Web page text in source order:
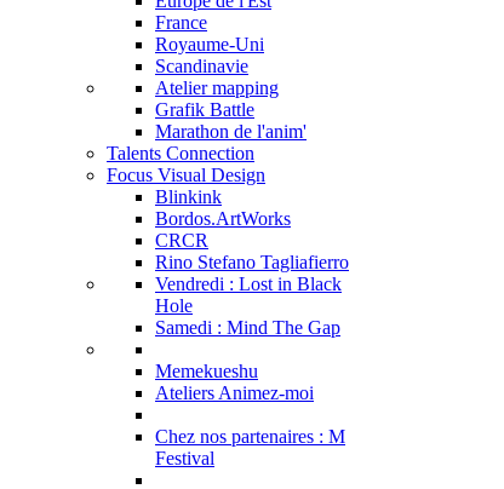
France
Royaume-Uni
Scandinavie
Atelier mapping
Grafik Battle
Marathon de l'anim'
Talents Connection
Focus Visual Design
Blinkink
Bordos.ArtWorks
CRCR
Rino Stefano Tagliafierro
Vendredi : Lost in Black
Hole
Samedi : Mind The Gap
Memekueshu
Ateliers Animez-moi
Chez nos partenaires : M
Festival